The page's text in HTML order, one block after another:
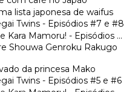
lista japonesa de waifus
Twins - Episódios #7 e #8
Mamoru! - Episódios ...
Shouwa Genroku Rakugo
da princesa Mako
Twins - Episódios #5 e #6